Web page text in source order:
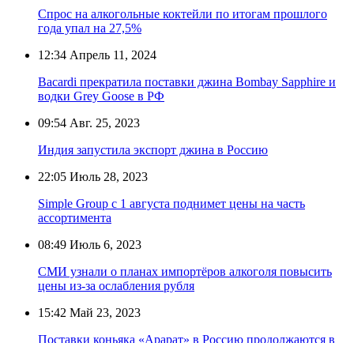
Спрос на алкогольные коктейли по итогам прошлого
года упал на 27,5%
12:34 Апрель 11, 2024
Bacardi прекратила поставки джина Bombay Sapphire и
водки Grey Goose в РФ
09:54 Авг. 25, 2023
Индия запустила экспорт джина в Россию
22:05 Июль 28, 2023
Simple Group с 1 августа поднимет цены на часть
ассортимента
08:49 Июль 6, 2023
СМИ узнали о планах импортёров алкоголя повысить
цены из-за ослабления рубля
15:42 Май 23, 2023
Поставки коньяка «Арарат» в Россию продолжаются в